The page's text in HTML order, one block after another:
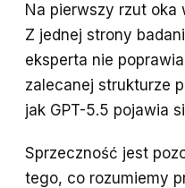
Na pierwszy rzut oka
Z jednej strony
eksperta nie
zalecanej strukturze
jak GPT-5.5 pojawia
Sprzeczność jest
tego, co rozumiemy